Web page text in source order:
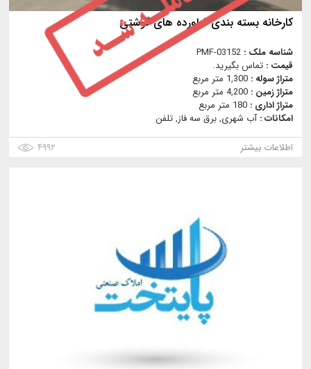
کارخانه بسته بندی فراورده های گوشتی
شناسه ملک : PMF-03152
قیمت : تماس بگیرید.
متراژ سوله : 1,300 متر مربع
متراژ زمین : 4,200 متر مربع
متراژ اداری : 180 متر مربع
امکانات :آب شهری, برق سه فاز, تلفن
اطلاعات بیشتر
۴۹۹۲